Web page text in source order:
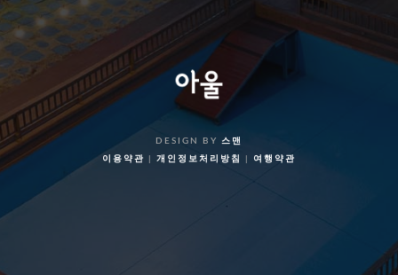
DESIGN BY 스맨
이용약관
개인정보처리방침 여행약관